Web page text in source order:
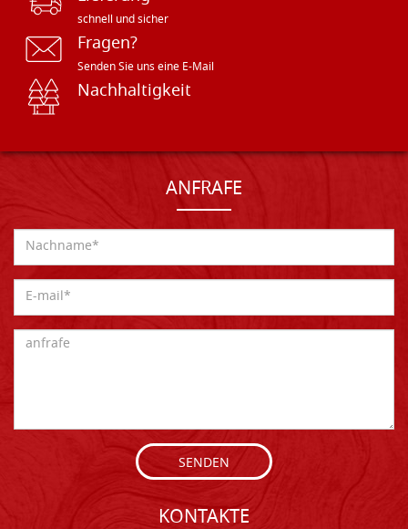
schnell und sicher
Fragen?
Senden Sie uns eine E-Mail
Nachhaltigkeit
ANFRAFE
SENDEN
KONTAKTE